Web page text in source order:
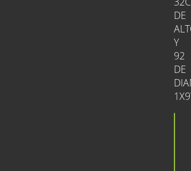
DE
Y
92
DE